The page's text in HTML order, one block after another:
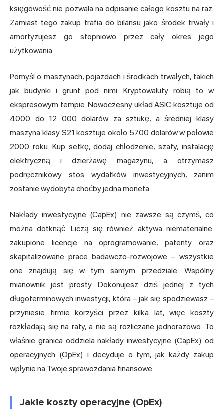
księgowość nie pozwala na odpisanie całego kosztu na raz.
Zamiast tego zakup trafia do bilansu jako środek trwały i
amortyzujesz go stopniowo przez cały okres jego
użytkowania.
Pomyśl o maszynach, pojazdach i środkach trwałych, takich
jak budynki i grunt pod nimi. Kryptowaluty robią to w
ekspresowym tempie. Nowoczesny układ ASIC kosztuje od
4000 do 12 000 dolarów za sztukę, a średniej klasy
maszyna klasy S21 kosztuje około 5700 dolarów w połowie
2000 roku. Kup setkę, dodaj chłodzenie, szafy, instalację
elektryczną i dzierżawę magazynu, a otrzymasz
podręcznikowy stos wydatków inwestycyjnych, zanim
zostanie wydobyta choćby jedna moneta.
Nakłady inwestycyjne (CapEx) nie zawsze są czymś, co
można dotknąć. Liczą się również aktywa niematerialne:
zakupione licencje na oprogramowanie, patenty oraz
skapitalizowane prace badawczo-rozwojowe – wszystkie
one znajdują się w tym samym przedziale. Wspólny
mianownik jest prosty. Dokonujesz dziś jednej z tych
długoterminowych inwestycji, która – jak się spodziewasz –
przyniesie firmie korzyści przez kilka lat, więc koszty
rozkładają się na raty, a nie są rozliczane jednorazowo. To
właśnie granica oddziela nakłady inwestycyjne (CapEx) od
operacyjnych (OpEx) i decyduje o tym, jak każdy zakup
wpłynie na Twoje sprawozdania finansowe.
Jakie koszty operacyjne (OpEx)